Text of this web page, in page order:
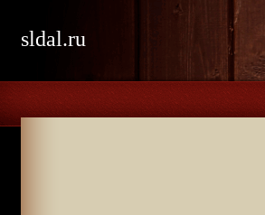
sldal.ru